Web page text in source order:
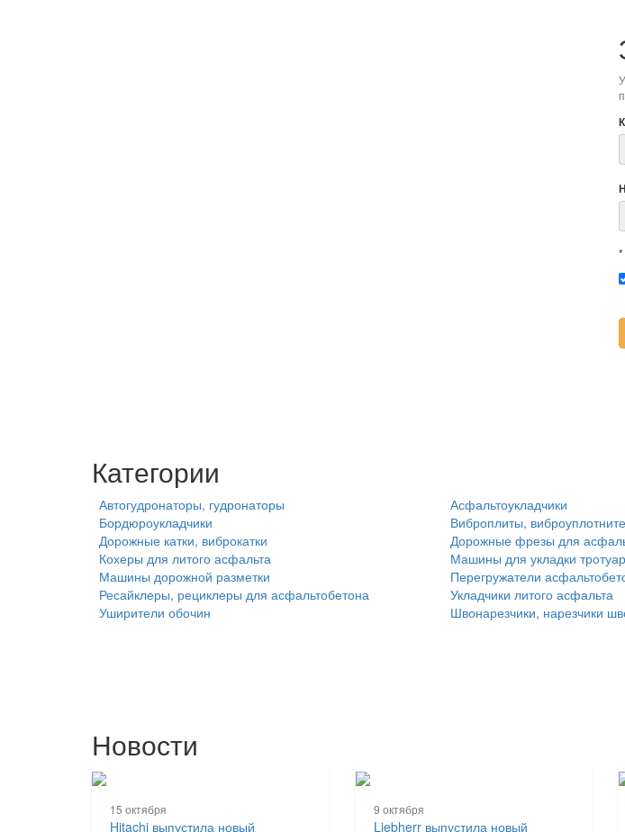
*
Категории
Автогудронаторы, гудронаторы Асфальтоукладчики
Бордюроукладчики
Виброплиты,
Дорожные катки, виброкатки
Дорожные фрезы для
Кохеры для литого асфальта
Машины для укладки
Машины дорожной разметки
Перегружатели
Ресайклеры, рециклеры для асфальтобетона
Укладчики литого асфальта
Уширители обочин
Швонарезчики, нарезчики
Новости
15 октября
Hitachi выпустила новый
9 октября
Liebherr выпустила новый